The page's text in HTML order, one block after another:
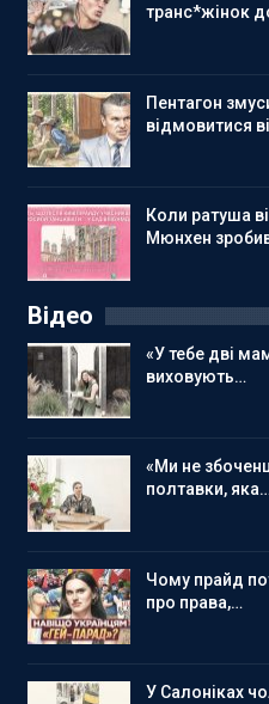
транс*жінок
Пентагон
відмовитися
Коли ратуша
Мюнхен
Відео
«У тебе дві
виховують…
«Ми не
полтавки, яка…
Чому прайд
про права,…
У Салоніках